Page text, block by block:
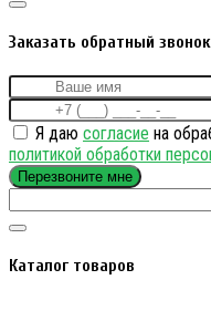
Заказать обратный звонок
Я даю согласие на
политикой обработки
Перезвоните мне
Каталог товаров